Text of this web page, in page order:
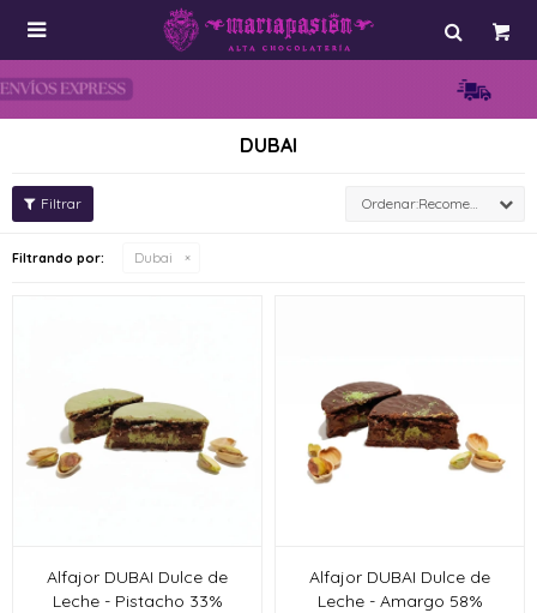

DUBAI
Recomendados
Filtrando por: Dubai
Alfajor DUBAI Dulce de
Leche - Pistacho 33%
Alfajor DUBAI Dulce de
Leche - Amargo 58%